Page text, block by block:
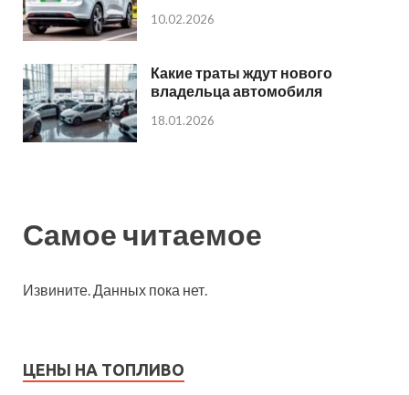
10.02.2026
Какие траты ждут нового
владельца автомобиля
18.01.2026
Самое читаемое
Извините. Данных пока нет.
ЦЕНЫ НА ТОПЛИВО